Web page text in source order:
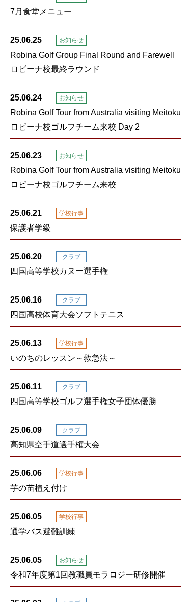
7月食堂メニュー
お知らせ
25.06.25
Robina Golf Group Final Round and Farewell
ロビーナ校最終ラウンド
お知らせ
25.06.24
Robina Golf Tour from Australia visiting Meitoku
ロビーナ校ゴルフチーム来校 Day 2
お知らせ
25.06.23
Robina Golf Tour from Australia visiting Meitoku
ロビーナ校ゴルフチーム来校
学校行事
25.06.21
保護者学級
クラブ
25.06.20
四国高等学校カヌー選手権
クラブ
25.06.16
四国高校体育大会ソフトテニス
学校行事
25.06.13
いのちのレッスン～救急法～
クラブ
25.06.11
四国高等学校ゴルフ選手権女子団体優勝
クラブ
25.06.09
高知県空手道選手権大会
学校行事
25.06.06
芋の苗植え付け
学校行事
25.06.05
通学バス避難訓練
お知らせ
25.06.05
令和7年度第1回教職員モラロジー研修開催